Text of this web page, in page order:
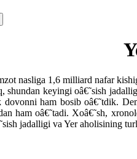
nasliga 1,6 milliard nafar
shundan keyingi oâ€˜sish
ham bosib oâ€˜tdik.
ham oâ€˜tadi. Xoâ€˜sh,
jadalligi va Yer aholisining